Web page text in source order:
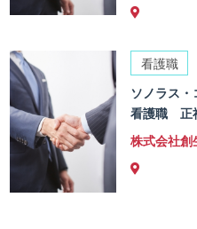
看護職
ソノラス・
看護職 正
株式会社創